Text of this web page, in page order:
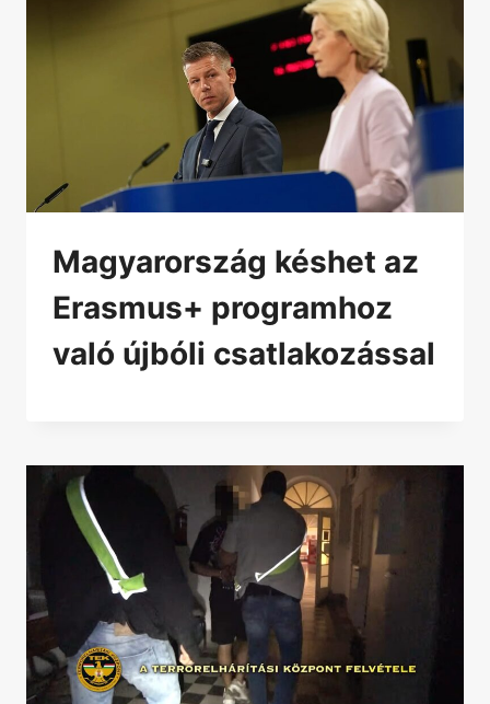
Magyarország késhet az
Erasmus+ programhoz
való újbóli csatlakozással